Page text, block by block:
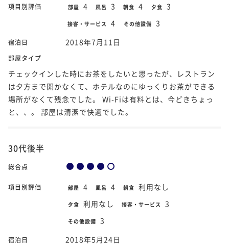
項目別評価 部屋 4 風呂 3 朝食 4 夕食 3
接客・サービス 4 その他設備 3
宿泊日 2018年7月11日
部屋タイプ
チェックインした時にお茶をしたいと思ったが、レストラン
は夕方まで開かなくて、ホテルなのにゆっくりお茶ができる
場所がなくて残念でした。 Wi-Fiは有料とは、今どきちょっ
と、、。 部屋は清潔で快適でした。
30代後半
総合点
項目別評価 部屋 4 風呂 4 朝食 利用なし
夕食 利用なし 接客・サービス 3
その他設備 3
宿泊日 2018年5月24日